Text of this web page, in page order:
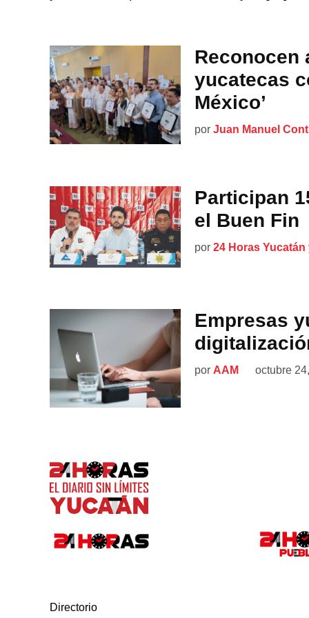
Reconocen
yucatecas
México’
por Juan Manuel
Participan
el Buen Fin
por 24 Horas Yucatán
Empresas
por AAM octubre
Directorio